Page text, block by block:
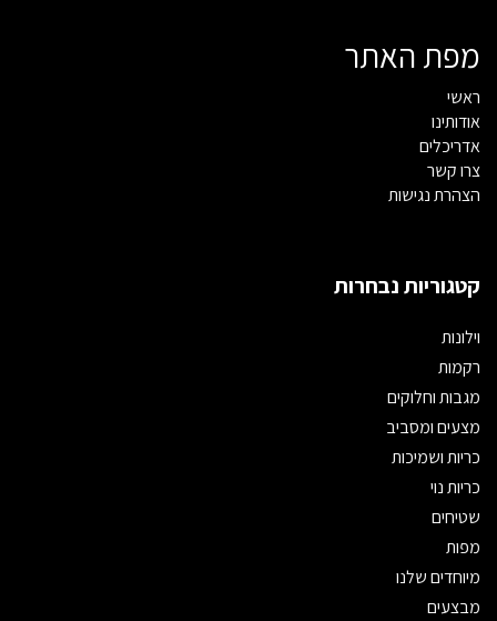
מפת האתר
ראשי
אודותינו
אדריכלים
צרו קשר
הצהרת נגישות
קטגוריות נבחרות
וילונות
רקמות
מגבות וחלוקים
מצעים ומסביב
כריות ושמיכות
כריות נוי
שטיחים
מפות
מיוחדים שלנו
מבצעים